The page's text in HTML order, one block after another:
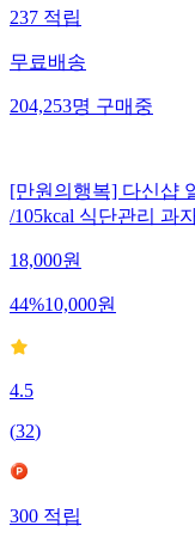
237 적립
무료배송
204,253명 구매중
[만원의행복] 다신샵
/105kcal 식단관리 과
18,000원
44%10,000원
4.5
(32)
300적립